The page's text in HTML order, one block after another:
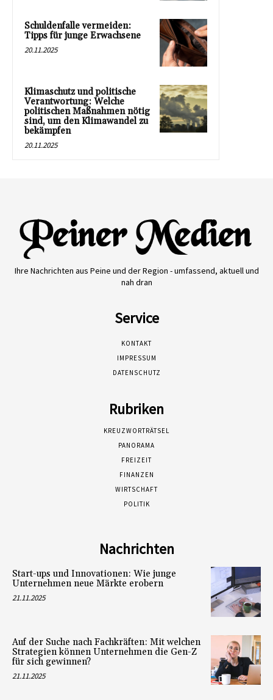
Schuldenfalle vermeiden:
Tipps für junge Erwachsene
20.11.2025
Klimaschutz und politische
Verantwortung: Welche
politischen Maßnahmen nötig
sind, um den Klimawandel zu
bekämpfen
20.11.2025
Ihre Nachrichten aus Peine und der Region - umfassend, aktuell und
nah dran
Service
KONTAKT
IMPRESSUM
DATENSCHUTZ
Rubriken
KREUZWORTRÄTSEL
PANORAMA
FREIZEIT
FINANZEN
WIRTSCHAFT
POLITIK
Nachrichten
Start-ups und Innovationen: Wie junge
Unternehmen neue Märkte erobern
21.11.2025
Auf der Suche nach Fachkräften: Mit welchen
Strategien können Unternehmen die Gen-Z
für sich gewinnen?
21.11.2025